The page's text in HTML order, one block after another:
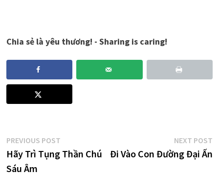
Chia sẻ là yêu thương! - Sharing is caring!
Post
navigation
PREVIOUS POSTPrevious
post:
Hãy Trì Tụng Thần Chú
Sáu Âm
NEXT POST
Đi Vào Con Đường Đại Ấn